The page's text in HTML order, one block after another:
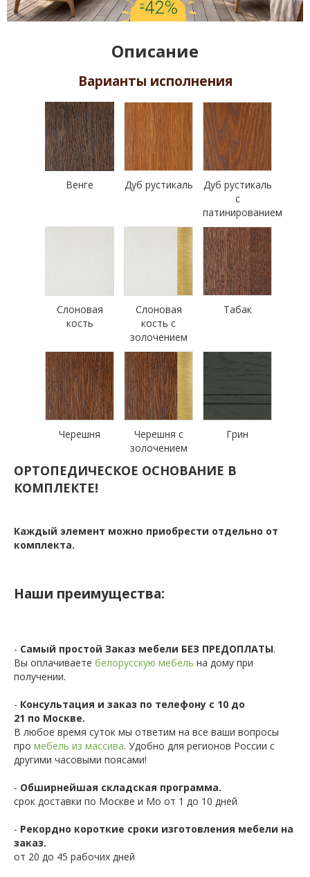
Описание
Варианты исполнения
Венге Дуб рустикаль
Дуб рустикаль
с
патинированием
Слоновая
кость
Слоновая
кость с
золочением
Табак
Черешня
Черешня с
золочением
Грин
ОРТОПЕДИЧЕСКОЕ ОСНОВАНИЕ В
КОМПЛЕКТЕ!
Каждый элемент можно приобрести отдельно от
комплекта.
Наши преимущества:
- Самый простой Заказ мебели БЕЗ ПРЕДОПЛАТЫ.
Вы оплачиваете белорусскую мебель на дому при
получении.
- Консультация и заказ по телефону с 10 до
21 по Москве.
В любое время суток мы ответим на все ваши вопросы
про мебель из массива. Удобно для регионов России с
другими часовыми поясами!
- Обширнейшая складская программа.
срок доставки по Москве и Мо от 1 до 10 дней
- Рекордно короткие сроки изготовления мебели на
заказ.
от 20 до 45 рабочих дней